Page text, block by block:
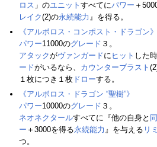
ロス 」のユニット すべてにパワー ＋
レイク(2)の永続能力 』を得る。
《アルボロス・コンポスト・ドラゴン》
パワー11000のグレード ３。
アタックがヴァンガードに ヒット した
ードがいるなら、 カウンターブラスト
１枚につき１枚 ドローする。
《アルボロス・ドラゴン “聖樹”》
パワー10000のグレード ３。
ネオネクタールすべてに『他の自身と
ー ＋3000を得る永続能力 』を与える リ
つ。